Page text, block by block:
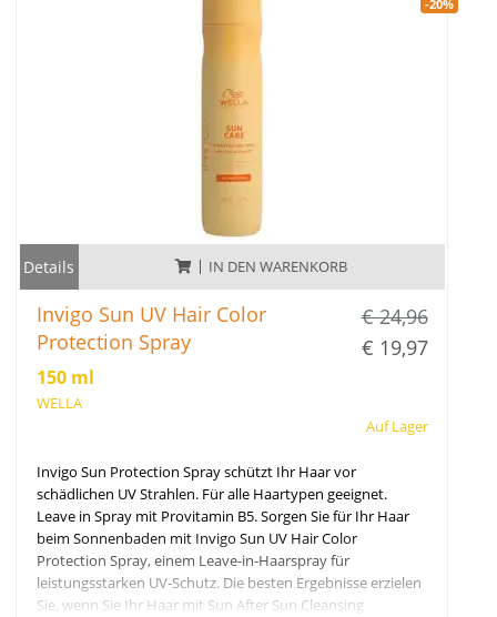
-20%
Details IN DEN WARENKORB
Invigo Sun UV Hair Color
Protection Spray
€ 24,96
€ 19,97
150 ml
WELLA
Auf Lager
Invigo Sun Protection Spray schützt Ihr Haar vor
schädlichen UV Strahlen. Für alle Haartypen geeignet.
Leave in Spray mit Provitamin B5. Sorgen Sie für Ihr Haar
beim Sonnenbaden mit Invigo Sun UV Hair Color
Protection Spray, einem Leave-in-Haarspray für
leistungsstarken UV-Schutz. Die besten Ergebnisse erzielen
Sie, wenn Sie Ihr Haar mit Sun After Sun Cleansing